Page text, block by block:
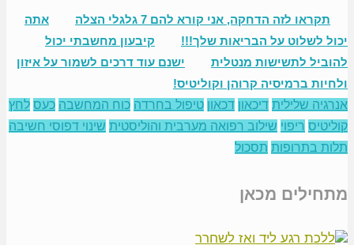
תקראו לזה הדחקה, אני קורא להם 7 גלגלי הצלה
אתה
יכול לשלוט על הבריאות שלך!!!
קיבעון מחשבתי יכול
להוביל לתשישות מנטלית
ישנם עוד דרכים לשמור על איזון
ולחיות ברמיסיה קרוהן וקוליטיס!
אנרגיה שלילית דיכאון דכאון טיפול בחרדה כוח המחשבה כעס לחץ
קוליטיס ריפוי שילוב רפואה מערבית והוליסטית שינוי דפוסי חשיבה
תלות בתרופות תסכול
מתחילים מכאן